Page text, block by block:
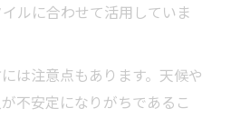
ルに合わせて活用していま
は注意点もあります。天候や
不安定になりがちであるこ